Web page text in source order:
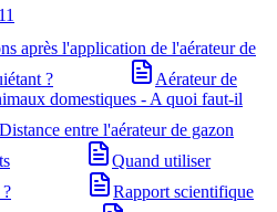
11
après l'application de l'aérateur de
?
Aérateur de
domestiques - A quoi faut-il
Distance entre l'aérateur de gazon
Quand utiliser
Rapport scientifique